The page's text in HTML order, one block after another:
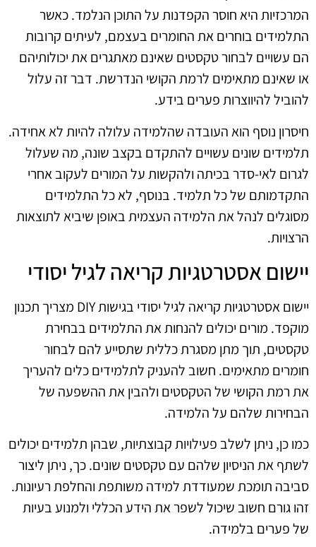
המרכזיות היא חוסר הקפדנות על התוכן הנלמד. כאשר
התלמידים בוחרים את החומרים בעצמם, לעיתים קרובות
הם עשויים לבחור טקסטים שאינם מאתגרים את יכולותיהם
או שאינם מתאימים לרמת הקושי הנדרשת. דבר זה עלול
להוביל להיווצרות פערים בידע.
חיסרון נוסף הוא העובדה שהלמידה עלולה להיות לא אחידה.
תלמידים שונים עשויים להתקדם בקצב שונה, מה שעלול
לגרום לאי-סדר בכיתה ולהקשות על המורים לעקוב אחרי
התקדמותם של כל תלמיד. בנוסף, לא כל התלמידים
מסוגלים לנהל את הלמידה העצמית באופן שיביא לתוצאות
הרצויות.
יישום אסטרטגיות קריאה לגיל יסודי
יישום אסטרטגיות קריאה לגיל יסודי בגישות DIY מצריך תכנון
מוקפד. מורים יכולים להנחות את התלמידים בבחירת
טקסטים, תוך מתן מסגרת כללית שתסייע להם לבחור
חומרים מתאימים. חשוב להעניק לתלמידים כלים להעריך
את רמת הקושי של הטקסטים ולהבין את ההשפעה של
הבחירות שלהם על הלמידה.
כמו כן, ניתן לשלב פעילויות קבוצתיות, שבהן תלמידים יכולים
לשתף את הניסיון שלהם עם טקסטים שונים. כך, ניתן ליצור
סביבה תומכת שמעודדת למידה משותפת והחלפת רעיונות.
זהו גורם חשוב שיכול לשפר את הידע הכללי ולמנוע בעיות
של פערים בלמידה.